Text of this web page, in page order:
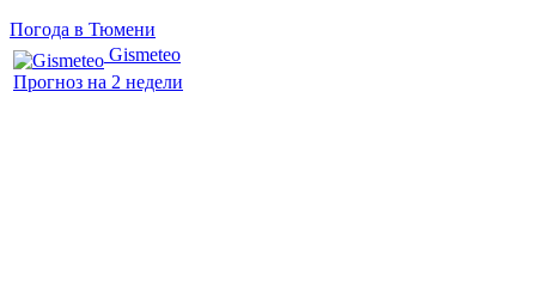
Погода в Тюмени
Gismeteo
Прогноз на 2 недели